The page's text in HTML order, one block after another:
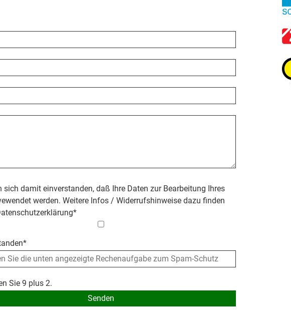
sich damit einverstanden, daß Ihre Daten zur Bearbeitung Ihres
werden. Weitere Infos / Widerrufshinweise dazu finden
*
Sie 9 plus 2.